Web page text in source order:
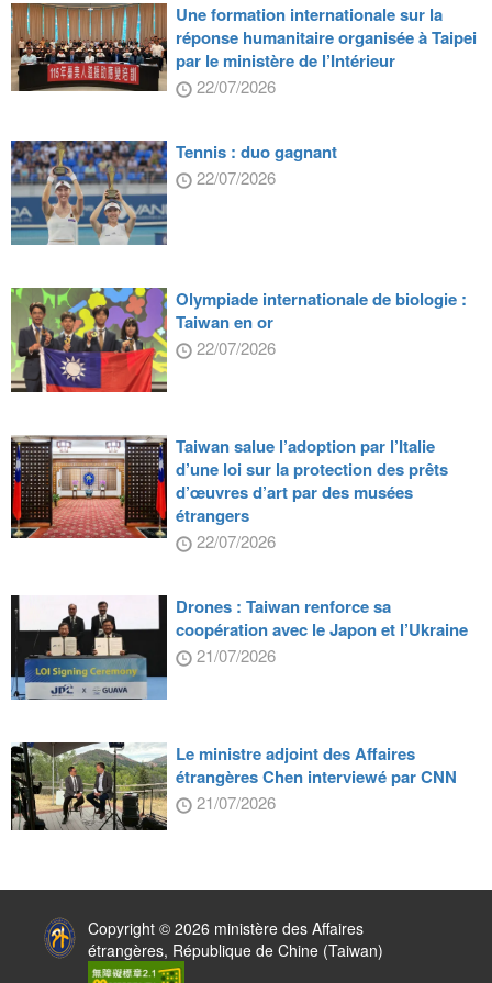
Une formation internationale sur la
réponse humanitaire organisée à Taipei
par le ministère de l’Intérieur
22/07/2026
Tennis : duo gagnant
22/07/2026
Olympiade internationale de biologie :
Taiwan en or
22/07/2026
Taiwan salue l’adoption par l’Italie
d’une loi sur la protection des prêts
d’œuvres d’art par des musées
étrangers
22/07/2026
Drones : Taiwan renforce sa
coopération avec le Japon et l’Ukraine
21/07/2026
Le ministre adjoint des Affaires
étrangères Chen interviewé par CNN
21/07/2026
Copyright © 2026 ministère des Affaires
étrangères, République de Chine (Taiwan)